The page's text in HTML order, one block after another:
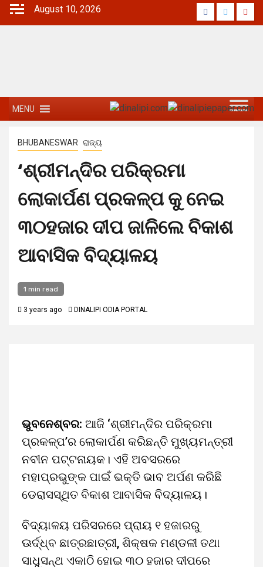
August 10, 2026
MENU
BHUBANESWAR ରାଜ୍ୟ
‘ଶ୍ରୀମନ୍ଦିର ପରିକ୍ରମା
ଲୋକାର୍ପଣ ପ୍ରକଳ୍ପ କୁ ନେଇ
୩୦ହଜାର ଦୀପ ଜାଳିଲେ ବିକାଶ
ଆବାସିକ ବିଦ୍ୟାଳୟ
1 min read
3 years ago DINALIPI ODIA PORTAL
ଭୁବନେଶ୍ବର: ଆଜି ‘ଶ୍ରୀମନ୍ଦିର ପରିକ୍ରମା
ପ୍ରକଳ୍ପ’ର ଲୋକାର୍ପଣ କରିଛନ୍ତି ମୁଖ୍ୟମନ୍ତ୍ରୀ
ନବୀନ ପଟ୍ଟନାୟକ। ଏହି ଅବସରରେ
ମହାପ୍ରଭୁଙ୍କ ପାଇଁ ଭକ୍ତି ଭାବ ଅର୍ପଣ କରିଛି
ଡେରାସସ୍ଥିତ ବିକାଶ ଆବାସିକ ବିଦ୍ୟାଳୟ।
ବିଦ୍ୟାଳୟ ପରିସରରେ ପ୍ରାୟ ୧ ହଜାରରୁ
ଊର୍ଦ୍ଧ୍ବ ଛାତ୍ରଛାତ୍ରୀ, ଶିକ୍ଷକ ମଣ୍ଡଳୀ ତଥା
ସାଧୁସନ୍ଥ ଏକାଠି ହୋଇ ୩୦ ହଜାର ଦୀପରେ